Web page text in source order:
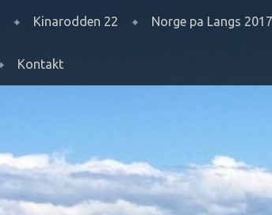
Kinarodden 22 Norge pa Langs 2017
Kontakt